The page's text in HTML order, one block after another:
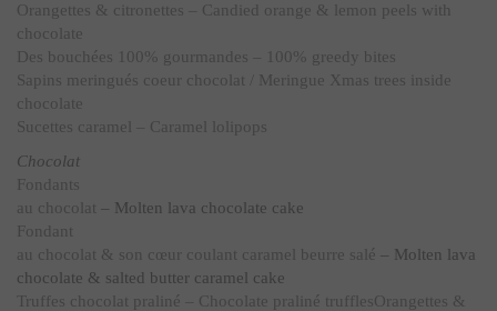
Orangettes & citronettes – Candied orange & lemon peels with
chocolate
Des bouchées 100% gourmandes – 100% greedy bites
Sapins meringués coeur chocolat / Meringue Xmas trees inside
chocolate
Sucettes caramel – Caramel lolipops
Chocolat
Fondants
au chocolat – Molten lava chocolate cake
Fondant
au chocolat & son cœur coulant caramel beurre salé – Molten lava
chocolate & salted butter caramel cake
Truffes chocolat praliné – Chocolate praliné trufflesOrangettes &